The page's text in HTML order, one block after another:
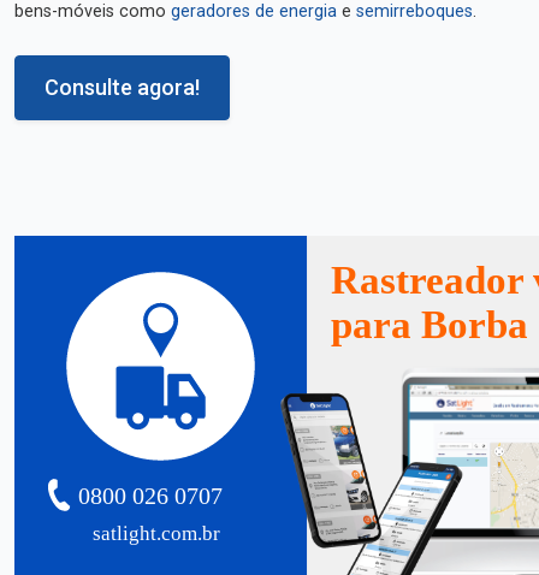
bens-móveis como geradores de energia e semirreboques.
Consulte agora!
satlight.com.br
0800 026 0707
Rastreador
para Borba